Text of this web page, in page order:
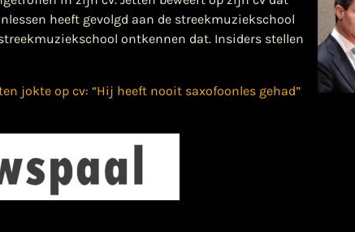
heeft gevolgd aan de streekmuziekschool
ontkennen dat. Insiders stellen
jokte op cv: “Hij heeft nooit saxofoonles gehad”